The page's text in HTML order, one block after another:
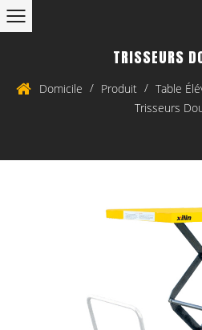
TRISSEURS
Domicile / Produit / Table
Trisseurs